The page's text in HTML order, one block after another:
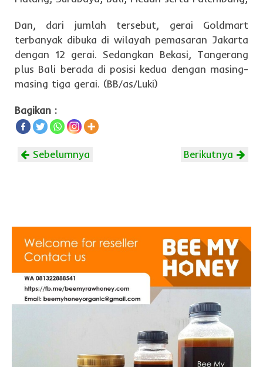
Dan, dari jumlah tersebut, gerai Goldmart
terbanyak dibuka di wilayah pemasaran Jakarta
dengan 12 gerai. Sedangkan Bekasi, Tangerang
plus Bali berada di posisi kedua dengan masing-
masing tiga gerai. (BB/as/Luki)
Bagikan :
Berikutnya
Sebelumnya